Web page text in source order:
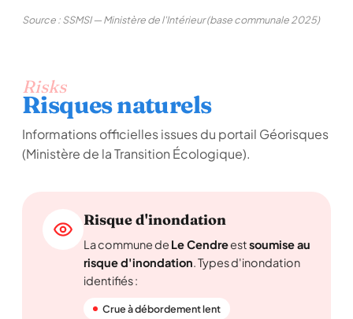
Source : SSMSI — Ministère de l'Intérieur (base communale 2025)
Risks
Risques naturels
Informations officielles issues du portail Géorisques
(Ministère de la Transition Écologique).
Risque d'inondation
La commune de Le Cendreestsoumise au
risque d'inondation. Types d'inondation
identifiés :
Crue à débordement lent